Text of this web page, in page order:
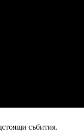
събития.